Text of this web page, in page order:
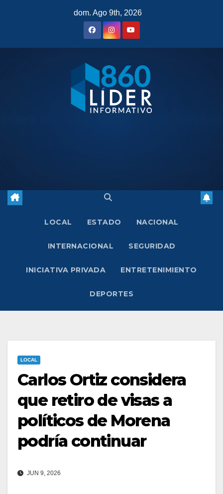
dom. Ago 9th, 2026
LOCAL ESTADO NACIONAL
INTERNACIONAL SEGURIDAD
INICIATIVA PRIVADA ENTRETENIMIENTO
DEPORTES
LOCAL
Carlos Ortiz considera
que retiro de visas a
políticos de Morena
podría continuar
JUN 9, 2026